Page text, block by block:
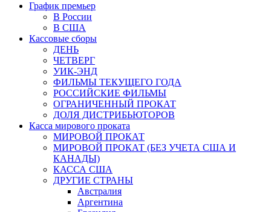
График премьер
В России
В США
Кассовые сборы
ДЕНЬ
ЧЕТВЕРГ
УИК-ЭНД
ФИЛЬМЫ ТЕКУЩЕГО ГОДА
РОССИЙСКИЕ ФИЛЬМЫ
ОГРАНИЧЕННЫЙ ПРОКАТ
ДОЛЯ ДИСТРИБЬЮТОРОВ
Касса мирового проката
МИРОВОЙ ПРОКАТ
МИРОВОЙ ПРОКАТ (БЕЗ УЧЕТА США И
КАНАДЫ)
КАССА США
ДРУГИЕ СТРАНЫ
Австралия
Аргентина